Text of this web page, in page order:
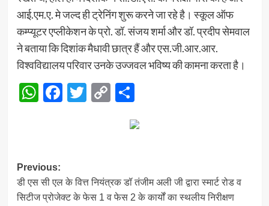
आई.एम.ए. मे जल्द ही ट्रेनिंग शुरू करने जा रहे है। स्कूल ऑफ
कम्प्यूटर एप्लीकेशन के प्रो. डॉ. संजय शर्मा और डॉ. प्रदीप सेमवाल
ने बताया कि दिशांक मैधावी छात्र हैं और एस.जी.आर.आर.
विश्वविद्यालय परिवार उनके उज्जवल भविष्य की कामना करता है।
WhatsApp
Facebook
Twitter
CopyShare
Post
navigation
Previous:
डी एस सी एल के वित्त नियंत्रक डॉ तंजीम अली जी द्वारा स्मार्ट रोड व
सिटीज प्रोजेक्ट के फेस 1 व फेस 2 के कार्यों का स्थलीय निरीक्षण